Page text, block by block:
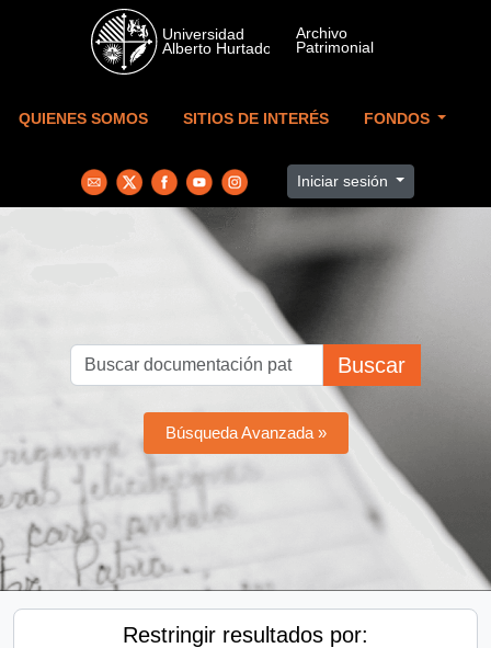
Skip to main content
QUIENES SOMOS SITIOS DE INTERÉS FONDOS
Iniciar sesión
Buscar
Búsqueda Avanzada »
Restringir resultados por: